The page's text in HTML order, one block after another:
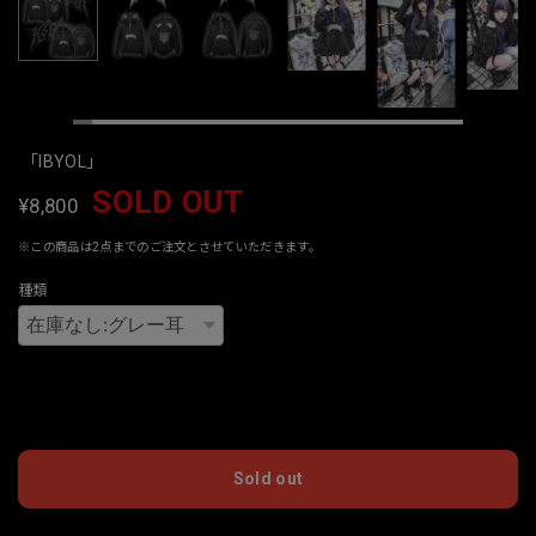
「IBYOL」
¥8,800 SOLD OUT
※この商品は2点までのご注文とさせていただきます。
種類
Sold out